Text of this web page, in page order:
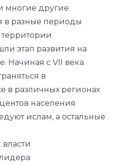
многие другие
в разные периоды
этап развития на
Начиная с VII века
в
в различных регионах
населения
ислам, а остальные